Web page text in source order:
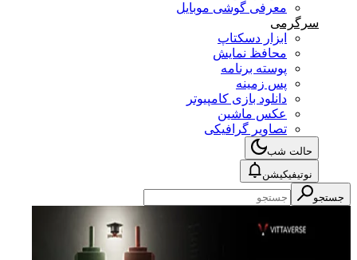
معرفی گوشی موبایل
سرگرمی
ابزار دسکتاپ
محافظ نمایش
پوسته برنامه
پس زمینه
دانلود بازی کامپیوتر
عکس ماشین
تصاویر گرافیکی
حالت شب
نوتیفیکیشن
جستجو